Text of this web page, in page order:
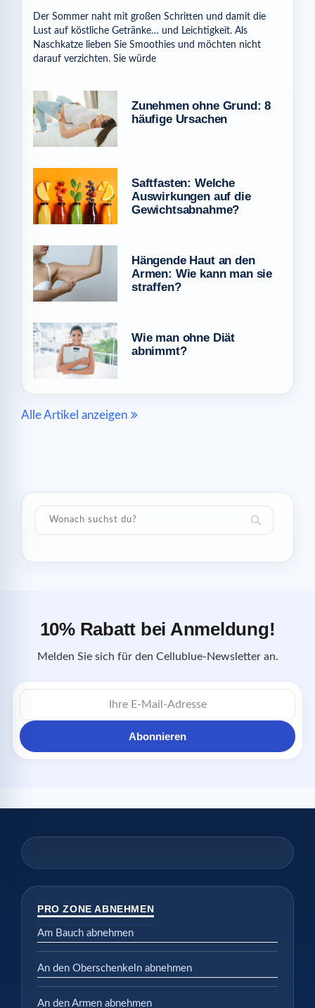
Der Sommer naht mit großen Schritten und damit die
Lust auf köstliche Getränke… und Leichtigkeit. Als
Naschkatze lieben Sie Smoothies und möchten nicht
darauf verzichten. Sie würde
Zunehmen ohne Grund: 8
häufige Ursachen
Saftfasten: Welche
Auswirkungen auf die
Gewichtsabnahme?
Hängende Haut an den
Armen: Wie kann man sie
straffen?
Wie man ohne Diät
abnimmt?
Alle Artikel anzeigen
10% Rabatt bei Anmeldung!
Melden Sie sich für den Cellublue-Newsletter an.
E-
Mail-
Abonnieren
PRO ZONE ABNEHMEN
Am Bauch abnehmen
An den Oberschenkeln abnehmen
An den Armen abnehmen